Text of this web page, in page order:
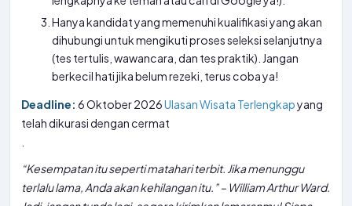
Hanya kandidat yang memenuhi kualifikasi yang akan
dihubungi untuk mengikuti proses seleksi selanjutnya
(tes tertulis, wawancara, dan tes praktik). Jangan
berkecil hati jika belum rezeki, terus coba ya!
Deadline: 6 Oktober 2026Ulasan Wisata Terlengkapyang
telah dikurasi dengan cermat
“Kesempatan itu seperti matahari terbit. Jika menunggu
terlalu lama, Anda akan kehilangan itu.” – William Arthur Ward.